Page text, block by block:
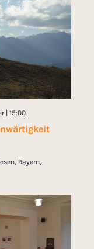
| 15:00
Bayern,